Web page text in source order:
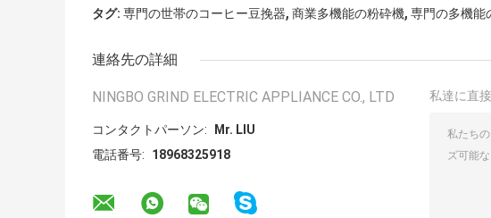
タグ: 専門の世帯のコーヒー豆挽器, 商業多機能の粉砕機, 専門の多機能
連絡先の詳細
NINGBO GRIND ELECTRIC APPLIANCE CO., LTD
コンタクトパーソン:
Mr. LIU
電話番号:
18968325918
私達に直